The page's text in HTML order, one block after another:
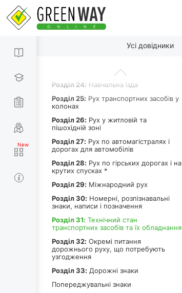
Усі довідники
Роздiл 20:Рух через залізничні
переїзди
Перевезення вантажу
експлуатація транспортних составів
Роздiл 24: Навчальна їзда
Роздiл 25: Рух транспортних засобів у
колонах
Роздiл 26: Рух у житловій та
пішохідній зоні
Роздiл 27: Рух по автомагістралях і
дорогах для автомобілів
Роздiл 28: Рух по гірських дорогах і на
крутих спусках *
Роздiл 29: Міжнародний рух
Роздiл 30: Номерні, розпізнавальні
знаки, написи і позначення
Роздiл 31: Технічний стан
транспортних засобів та їх обладнання
Роздiл 32: Окремі питання
дорожнього руху, що потребують
узгодження
Роздiл 33: Дорожні знаки
Попереджувальні знаки
31.4.2. [а] 31.4.2. [б] 31.4.2. [в]